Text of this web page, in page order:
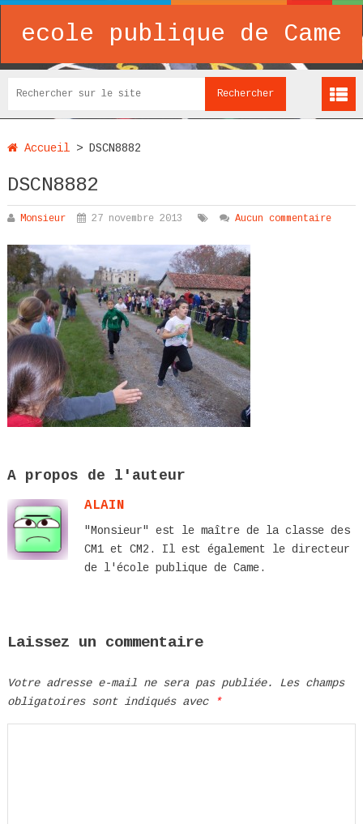
ecole publique de Came
Accueil> DSCN8882
DSCN8882
Monsieur 27 novembre 2013 Aucun commentaire
A propos de l'auteur
ALAIN
"Monsieur" est le maître de la classe des
CM1 et CM2. Il est également le directeur
de l'école publique de Came.
Laissez un commentaire
Votre adresse e-mail ne sera pas publiée.
Les champs
obligatoires sont indiqués avec
*